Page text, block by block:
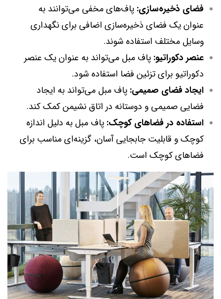
فضای ذخیره‌سازی: پاف‌های مخفی می‌توانند به
عنوان یک فضای ذخیره‌سازی اضافی برای نگهداری
وسایل مختلف استفاده شوند.
عنصر دکوراتیو: پاف مبل می‌تواند به عنوان یک عنصر
دکوراتیو برای تزئین فضا استفاده شود.
ایجاد فضای صمیمی: پاف مبل می‌تواند به ایجاد
فضایی صمیمی و دوستانه در اتاق نشیمن کمک کند.
استفاده در فضاهای کوچک: پاف مبل به دلیل اندازه
کوچک و قابلیت جابجایی آسان، گزینه‌ای مناسب برای
فضاهای کوچک است.